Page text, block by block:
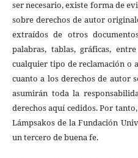
ser necesario, existe forma de
sobre derechos de autor
extraídos de otros
palabras, tablas, gráficas,
cualquier tipo de reclamación o
cuanto a los derechos de autor
asumirán toda la
derechos aquí cedidos. Por
Lámpsakos de la Fundación
un tercero de buena fe.